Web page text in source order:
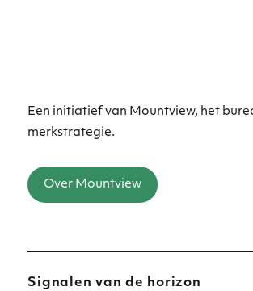
Een initiatief van Mountview, het
merkstrategie.
Over Mountview
Signalen van de horizon